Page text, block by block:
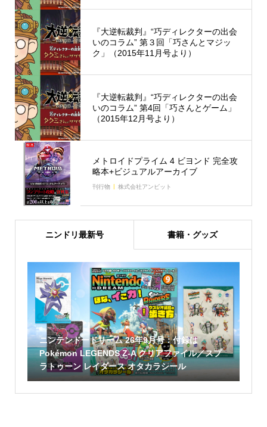
『大逆転裁判』“巧ディレクターの出会
いのコラム” 第３回「巧さんとマジッ
ク」（2015年11月号より）
『大逆転裁判』“巧ディレクターの出会
いのコラム” 第4回「巧さんとゲーム」
（2015年12月号より）
メトロイドプライム 4 ビヨンド 完全攻
略本+ビジュアルアーカイブ
刊行物 株式会社アンビット
ニンドリ最新号 書籍・グッズ
ニンテンドードリーム 26年9月号：付録は
Pokémon LEGENDS Z-A クリアファイル／スプ
ラトゥーン レイダース オタカラシール